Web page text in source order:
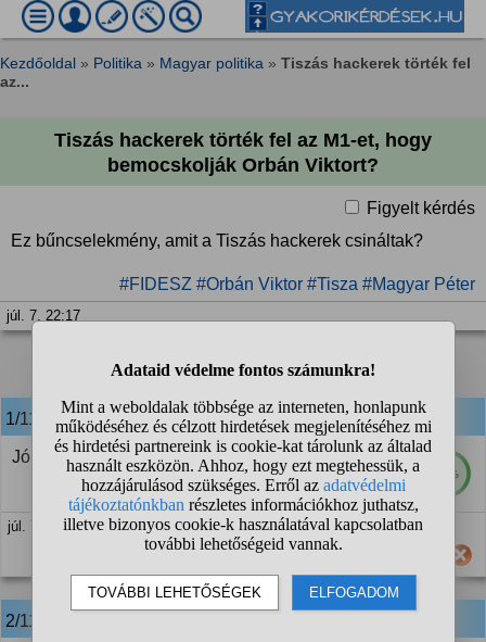
Kezdőoldal » Politika » Magyar politika » Tiszás hackerek törték fel
az...
Tiszás hackerek törték fel az M1-et, hogy
bemocskolják Orbán Viktort?
Figyelt kérdés
Ez bűncselekmény, amit a Tiszás hackerek csináltak?
#FIDESZ #Orbán Viktor #Tisza #Magyar Péter
júl. 7. 22:17
1 2 ❯
1/11 anonim válasza:
84%
Jól tették, kitüntetést érdemelnek.
júl. 7. 22:19
Hasznos számodra ez a válasz?
2/11